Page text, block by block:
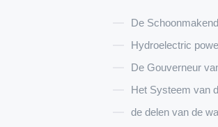
De
Hydroelectric
De Gouverneur
Het Systeem van
de delen van de